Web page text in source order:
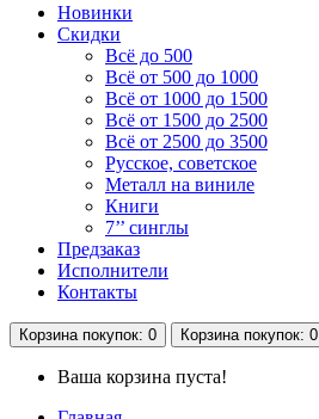
Новинки
Скидки
Всё до 500
Всё от 500 до 1000
Всё от 1000 до 1500
Всё от 1500 до 2500
Всё от 2500 до 3500
Русское, советское
Металл на виниле
Книги
7’’ синглы
Предзаказ
Исполнители
Контакты
Корзина покупок: 0 Корзина покупок: 0
Ваша корзина пуста!